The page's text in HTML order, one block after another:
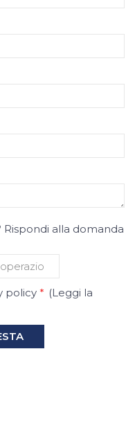
Rispondi alla domanda
policy * (Leggi la